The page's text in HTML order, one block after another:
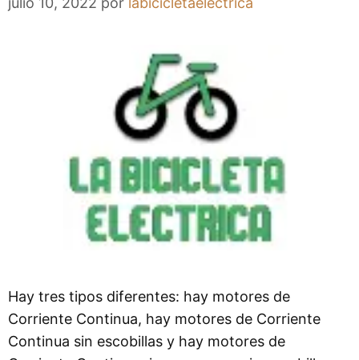
Hay tres tipos diferentes: hay motores de
Corriente Continua, hay motores de Corriente
Continua sin escobillas y hay motores de